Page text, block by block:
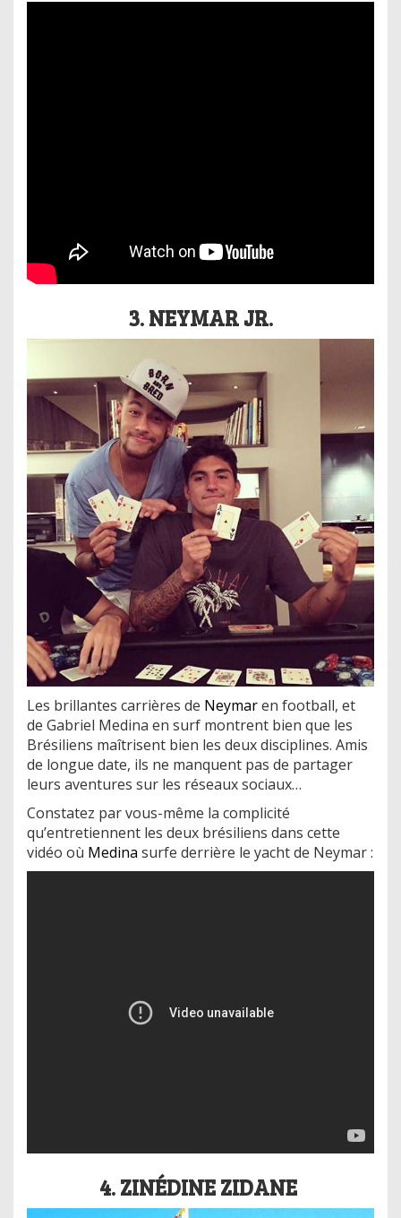
3. NEYMAR JR.
Les brillantes carrières de Neymaren football, et
de Gabriel Medina en surf montrent bien que les
Brésiliens maîtrisent bien les deux disciplines. Amis
de longue date, ils ne manquent pas de partager
leurs aventures sur les réseaux sociaux…
Constatez par vous-même la complicité
qu’entretiennent les deux brésiliens dans cette
vidéo où Medina surfe derrière le yacht de Neymar :
4. ZINÉDINE ZIDANE